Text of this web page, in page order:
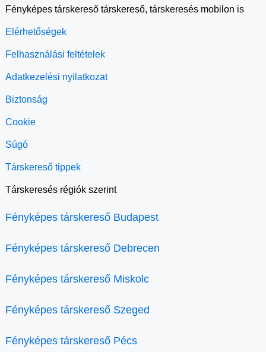
Fényképes társkereső társkereső, társkeresés mobilon is
Elérhetőségek
Felhasználási feltételek
Adatkezelési nyilatkozat
Biztonság
Cookie
Súgó
Társkereső tippek
Társkeresés régiók szerint
Fényképes társkereső Budapest
Fényképes társkereső Debrecen
Fényképes társkereső Miskolc
Fényképes társkereső Szeged
Fényképes társkereső Pécs